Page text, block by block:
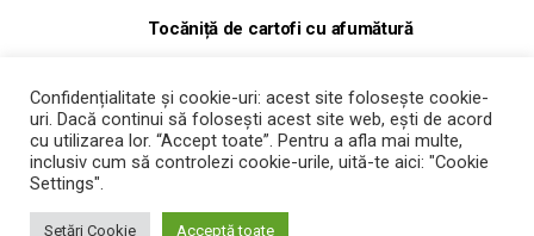
Tocăniță de cartofi cu afumătură
Cartofi Wedges la cuptor
Confidențialitate și cookie-uri: acest site folosește cookie-
uri. Dacă continui să folosești acest site web, ești de acord
cu utilizarea lor. “Accept toate”. Pentru a afla mai multe,
inclusiv cum să controlezi cookie-urile, uită-te aici: "Cookie
Settings".
Setări Cookie Acceptă toate